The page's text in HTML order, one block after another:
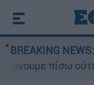
BREAKING NEWS:
πίσω ούτε